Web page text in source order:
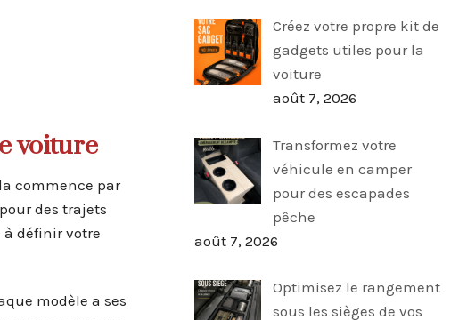
voiture
commence par
des trajets
à définir votre
modèle a ses
Créez votre propre kit de
gadgets utiles pour la
voiture
août 7, 2026
Transformez votre
véhicule en camper
pour des escapades
pêche
août 7, 2026
Optimisez le rangement
sous les sièges de vos